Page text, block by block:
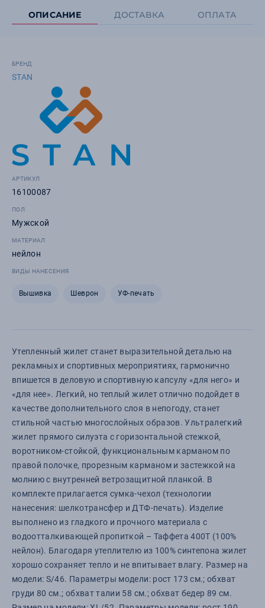
ОПИСАНИЕ ДОСТАВКА ОПЛАТА
БРЕНД
STAN
АРТИКУЛ
16100087
ПОЛ
Мужской
МАТЕРИАЛ
нейлон
ВИДЫ НАНЕСЕНИЯ
Вышивка Шеврон УФ-печать
Утепленный жилет станет выразительной деталью на
рекламных и спортивных мероприятиях, гармонично
впишется в деловую и спортивную капсулу «для него» и
«для нее». Легкий, но теплый жилет отлично подойдет в
качестве дополнительного слоя в непогоду, станет
стильной частью многослойных образов. Ультралегкий
жилет прямого силуэта с горизонтальной стежкой,
воротником-стойкой, функциональным карманом по
правой полочке, прорезным карманом и застежкой на
молнию с внутренней ветрозащитной планкой. В
комплекте прилагается сумка-чехол (технологии
нанесения: шелкотрансфер и ДТФ-печать). Изделие
выполнено из гладкого и прочного материала с
водоотталкивающей пропиткой – Таффета 400Т (100%
нейлон). Благодаря утеплителю из 100% синтепона жилет
хорошо сохраняет тепло и не впитывает влагу. Размер на
модели: S/46. Параметры модели: рост 173 см.; обхват
груди 80 см.; обхват талии 58 см.; обхват бедер 89 см.